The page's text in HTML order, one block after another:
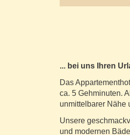
... bei uns Ihren
Das
ca. 5 Gehminuten.
unmittelbarer Nähe
Unsere
und modernen